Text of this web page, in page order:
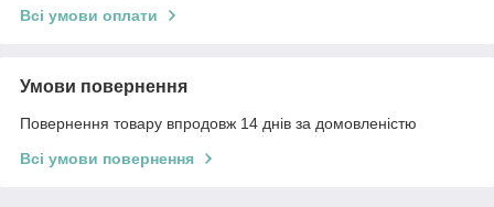
Всі умови оплати
Умови повернення
Повернення товару впродовж 14 днів за домовленістю
Всі умови повернення